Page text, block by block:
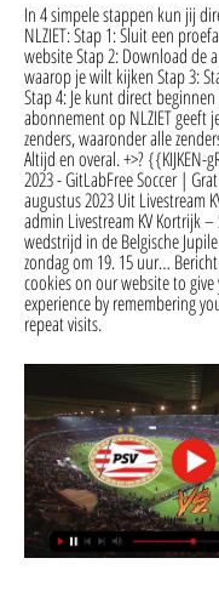
In 4 simpele stappen kun jij
NLZIET: Stap 1: Sluit een
website Stap 2: Download de
waarop je wilt kijken Stap 3:
Stap 4: Je kunt direct
abonnement op NLZIET geeft
zenders, waaronder alle
Altijd en overal. +>? {{KIJKEN-
2023 - GitLabFree Soccer |
augustus 2023 Uit Livestream
admin Livestream KV Kortrijk –
wedstrijd in de Belgische
zondag om 19. 15 uur…
cookies on our website to
experience by remembering
repeat visits.